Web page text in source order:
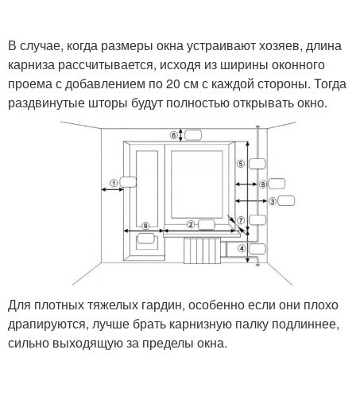
В случае, когда размеры окна устраивают хозяев, длина
карниза рассчитывается, исходя из ширины оконного
проема с добавлением по 20 см с каждой стороны. Тогда
раздвинутые шторы будут полностью открывать окно.
Для плотных тяжелых гардин, особенно если они плохо
драпируются, лучше брать карнизную палку подлиннее,
сильно выходящую за пределы окна.